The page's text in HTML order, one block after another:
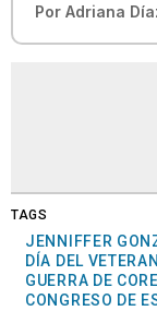
Por Adriana
TAGS
JENNIFFER
DÍA DEL
GUERRA DE
CONGRESO DE